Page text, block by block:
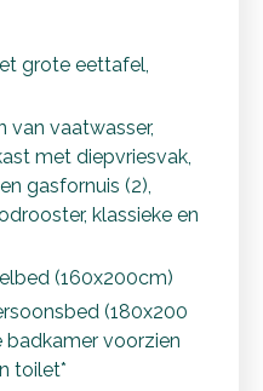
grote eettafel,
van vaatwasser,
met diepvriesvak,
gasfornuis (2),
klassieke en
(160x200cm)
(180x200
voorzien
toilet*